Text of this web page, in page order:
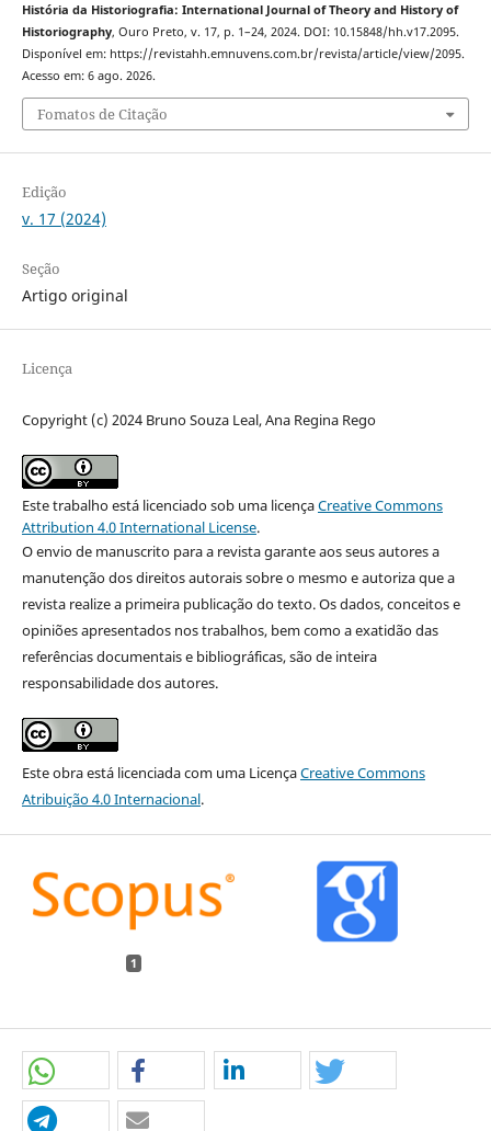
História da Historiografia: International Journal of Theory and History of
Historiography, Ouro Preto, v. 17, p. 1–24, 2024. DOI: 10.15848/hh.v17.2095.
Disponível em: https://revistahh.emnuvens.com.br/revista/article/view/2095.
Acesso em: 6 ago. 2026.
Fomatos de Citação
Edição
v. 17 (2024)
Seção
Artigo original
Licença
Copyright (c) 2024 Bruno Souza Leal, Ana Regina Rego
Este trabalho está licenciado sob uma licençaCreative Commons
Attribution 4.0 International License.
O envio de manuscrito para a revista garante aos seus autores a
manutenção dos direitos autorais sobre o mesmo e autoriza que a
revista realize a primeira publicação do texto. Os dados, conceitos e
opiniões apresentados nos trabalhos, bem como a exatidão das
referências documentais e bibliográficas, são de inteira
responsabilidade dos autores.
Este obra está licenciada com uma LicençaCreative Commons
Atribuição 4.0 Internacional.
1